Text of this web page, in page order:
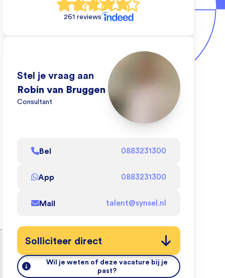
dat doen!
261 reviews
Stel je vraag aan
Robin van Bruggen
Consultant
Bel 0883231300
App 0883231300
Mail talent@synsel.nl
Solliciteer direct
Wil je weten of deze vacature bij je
past?